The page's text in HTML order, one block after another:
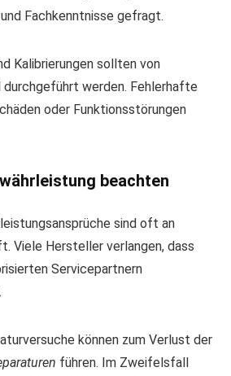
Fachkenntnisse gefragt.
Kalibrierungen sollten von
werden. Fehlerhafte
oder Funktionsstörungen
beachten
sind oft an
Viele Hersteller verlangen, dass
Servicepartnern
können zum Verlust der
führen. Im Zweifelsfall